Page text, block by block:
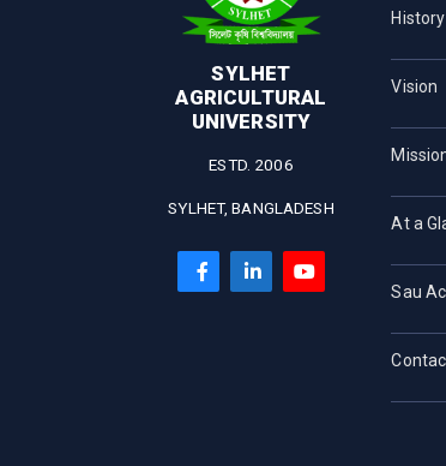
SYLHET
AGRICULTURAL
UNIVERSITY
ESTD. 2006
SYLHET, BANGLADESH
History
Vision
At a
Sau